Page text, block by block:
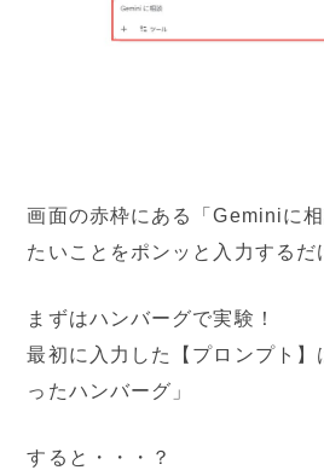
画面の赤枠にある「Geminiに
たいことをポンッと入力するだ
まずはハンバーグで実験！
最初に入力した【プロンプト】
ったハンバーグ」
すると・・・？